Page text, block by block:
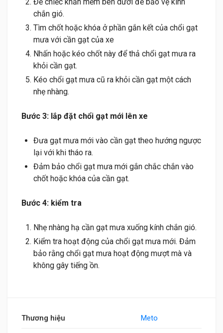
chắn gió.
Tìm chốt hoặc khóa ở phần gắn kết của chổi gạt
mưa với cần gạt của xe
Nhấn hoặc kéo chốt này để thả chổi gạt mưa ra
khỏi cần gạt.
Kéo chổi gạt mưa cũ ra khỏi cần gạt một cách
nhẹ nhàng.
Bước 3: lắp đặt chổi gạt mới lên xe
Đưa gạt mưa mới vào cần gạt theo hướng ngược
lại với khi tháo ra.
Đảm bảo chổi gạt mưa mới gắn chắc chắn vào
chốt hoặc khóa của cần gạt.
Bước 4: kiểm tra
Nhẹ nhàng hạ cần gạt mưa xuống kính chắn gió.
Kiểm tra hoạt động của chổi gạt mưa mới. Đảm
bảo rằng chổi gạt mưa hoạt động mượt mà và
không gây tiếng ồn.
Thương hiệu Meto